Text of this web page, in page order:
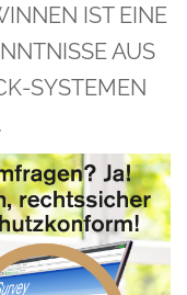
IST EINE
AUS
SYSTEMEN